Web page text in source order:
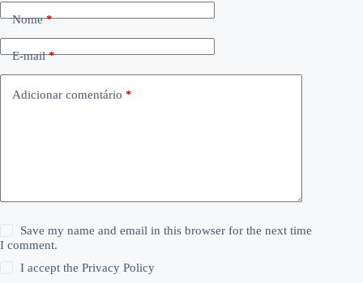
Nome*
E-mail*
Adicionar comentário *
Save my name and email in this browser for the next time
I comment.
I accept thePrivacy Policy